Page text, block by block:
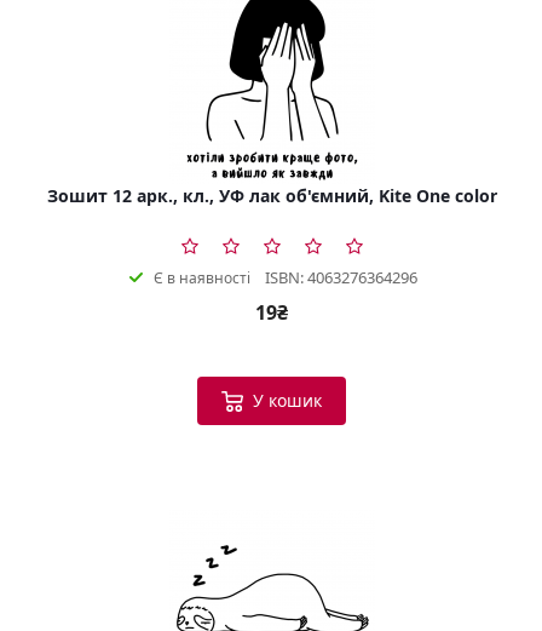
Зошит 12 арк., кл., УФ лак об'ємний, Kite One color
Є в наявності ISBN: 4063276364296
19₴
У кошик